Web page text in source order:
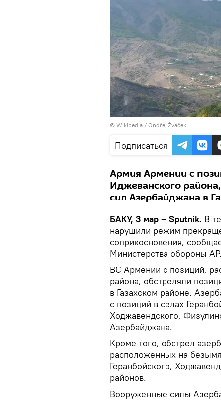
© Wikipedia / Ondřej Žváček
Подписаться
Армия Армении с
Иджеванского
сил Азербайджана в
БАКУ, 3 мар – Sputnik. В
нарушили режим
соприкосновения,
Министерства обороны АР.
ВС Армении с позиций,
района, обстреляли
в Газахском районе.
с позиций в селах
Ходжавендского,
Азербайджана.
Кроме того, обстрел
расположенных на
Геранбойского,
районов.
Вооруженные силы